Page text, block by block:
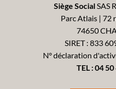
Siège SocialSAS
Parc Atlais | 72
74650
SIRET : 833
N° déclaration
TEL :04 50